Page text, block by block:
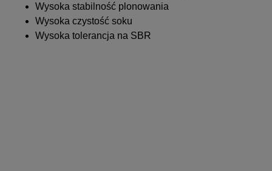
Wysoka stabilność plonowania
Wysoka czystość soku
Wysoka tolerancja na SBR